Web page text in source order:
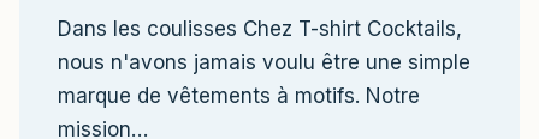
Dans les coulisses Chez T-shirt Cocktails,
nous n'avons jamais voulu être une simple
marque de vêtements à motifs. Notre
mission…